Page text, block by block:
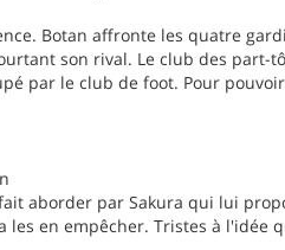
Botan affronte les quatre
son rival. Le club des part-
par le club de foot. Pour
aborder par Sakura qui lui
en empêcher. Tristes à l'idée